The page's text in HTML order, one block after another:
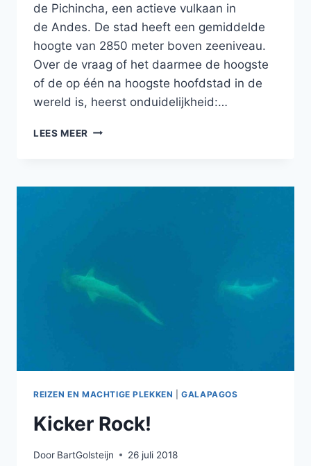
de Pichincha, een actieve vulkaan in
de Andes. De stad heeft een gemiddelde
hoogte van 2850 meter boven zeeniveau.
Over de vraag of het daarmee de hoogste
of de op één na hoogste hoofdstad in de
wereld is, heerst onduidelijkheid:…
LEES MEER QUITO!
ECUADOR
REIZEN EN MACHTIGE PLEKKEN |GALAPAGOS
Kicker Rock!
Door BartGolsteijn 26 juli 2018